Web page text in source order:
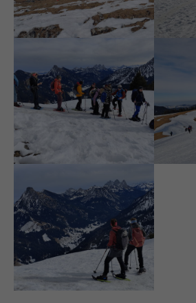
Vorbereitung zum
Abstieg
Tannheimer Gipfel